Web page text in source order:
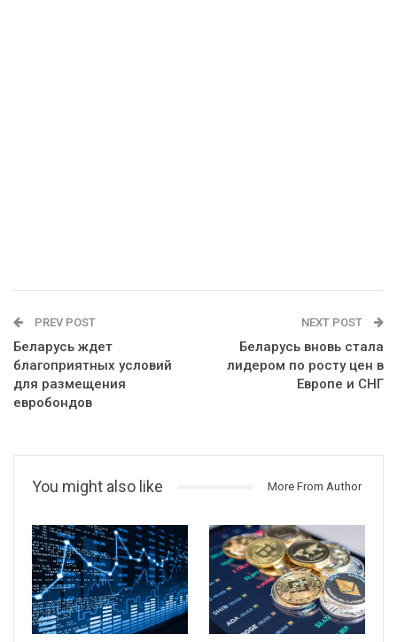
PREV POST
Беларусь ждет
благоприятных условий
для размещения
евробондов
NEXT POST
Беларусь вновь стала
лидером по росту цен в
Европе и СНГ
You might also like More From Author